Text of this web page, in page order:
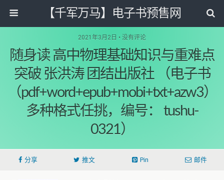
【千军万马】电子书预售网
2021年3月2日 • 没有评论
随身读 高中物理基础知识与重难点
突破 张洪涛 团结出版社 （电子书
（pdf+word+epub+mobi+txt+azw3）
多种格式任挑，编号： tushu-
0321）
分享 推文 Pin 邮件